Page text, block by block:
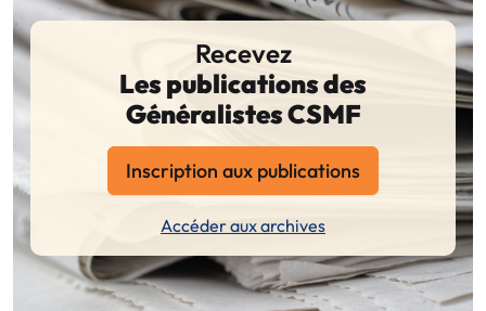
Recevez
Les publications des
Généralistes CSMF
Inscription aux publications
Accéder aux archives